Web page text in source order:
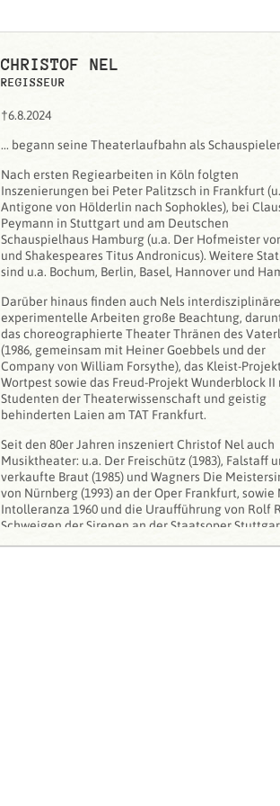
CHRISTOF NEL
REGISSEUR
†6.8.2024
... begann seine Theaterlaufbahn als
Nach ersten Regiearbeiten in Köln folgten
Inszenierungen bei Peter Palitzsch in Frankfurt
Antigone von Hölderlin nach Sophokles), bei
Peymann in Stuttgart und am Deutschen
Schauspielhaus Hamburg (u.a. Der Hofmeister
und Shakespeares Titus Andronicus). Weitere
sind u.a. Bochum, Berlin, Basel, Hannover und
Darüber hinaus finden auch Nels
experimentelle Arbeiten große Beachtung,
das choreographierte Theater Thränen des
(1986, gemeinsam mit Heiner Goebbels und der
Company von William Forsythe), das Kleist-Projekt
Wortpest sowie das Freud-Projekt Wunderblock II
Studenten der Theaterwissenschaft und geistig
behinderten Laien am TAT Frankfurt.
Seit den 80er Jahren inszeniert Christof Nel auch
Musiktheater: u.a. Der Freischütz (1983), Falstaff
verkaufte Braut (1985) und Wagners Die
von Nürnberg (1993) an der Oper Frankfurt, sowie
Intolleranza 1960 und die Uraufführung von Rolf
Schweigen der Sirenen an der Staatsoper